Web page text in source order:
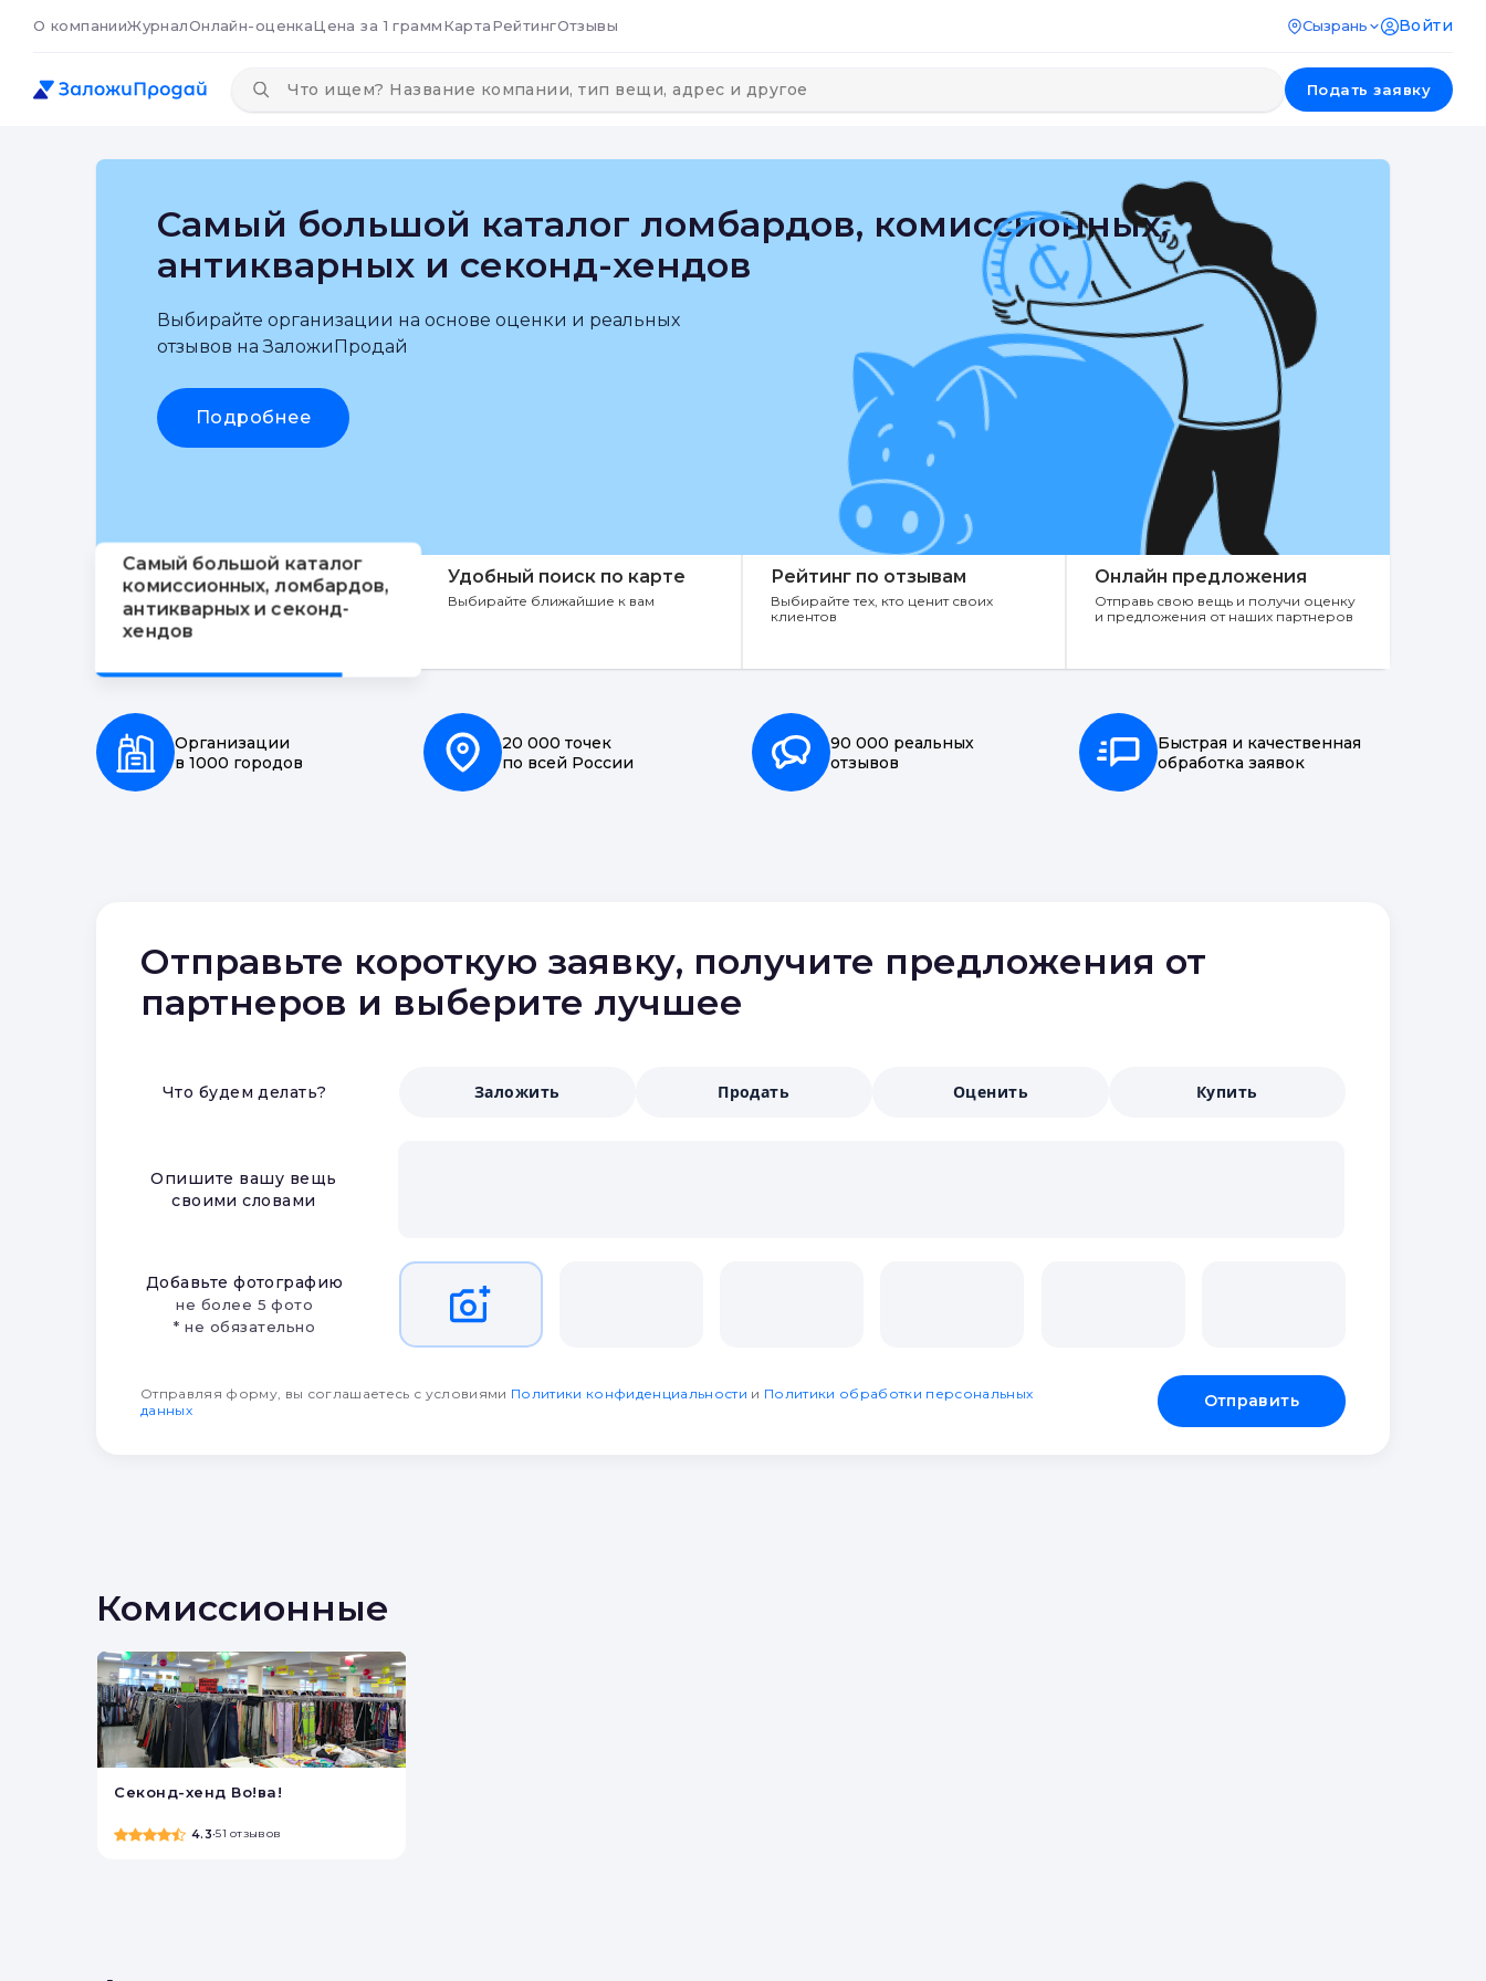
О компанииЖурналОнлайн-оценкаЦена за 1 граммКартаРейтингОтзывы Сызрань Войти
Подать заявку
Самый большой каталог ломбардов, комиссионных,
антикварных и секонд-хендов
Выбирайте организации на основе оценки и реальных
отзывов на ЗаложиПродай
Подробнее
Самый большой каталог
комиссионных, ломбардов,
антикварных и секонд-
хендов
Удобный поиск по карте
Выбирайте ближайшие к вам
Рейтинг по отзывам
Выбирайте тех, кто ценит своих
клиентов
Онлайн предложения
Отправь свою вещь и получи оценку
и предложения от наших партнеров
Организации
в 1000 городов
20 000 точек
по всей России
90 000 реальных
отзывов
Быстрая и качественная
обработка заявок
Отправьте короткую заявку, получите предложения от
партнеров и выберите лучшее
Что будем делать? Заложить Продать Оценить Купить
Опишите вашу вещь
своими словами
Добавьте фотографию
не более 5 фото
* не обязательно
Отправляя форму, вы соглашаетесь с условиями Политики конфиденциальности и Политики обработки персональных
данных
Отправить
Комиссионные
Секонд-хенд Во!ва!
4.3•51 отзывов